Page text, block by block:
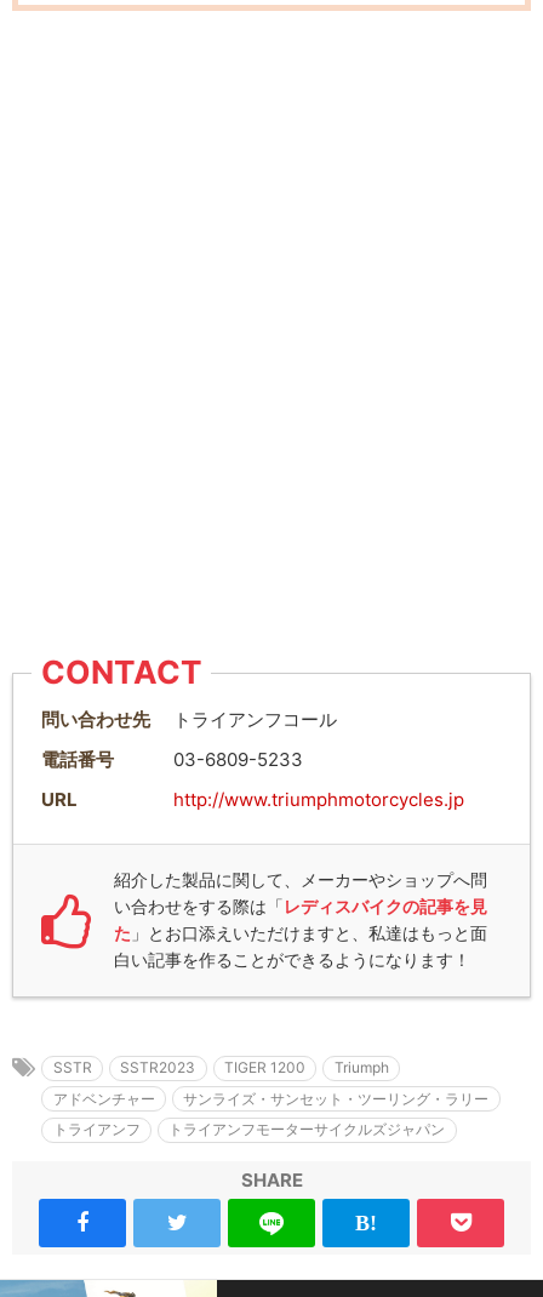
CONTACT
問い合わせ先
トライアンフコール
電話番号
03-6809-5233
URL
http://www.triumphmotorcycles.jp
紹介した製品に関して、メーカーやショップへ問
い合わせをする際は「 レディスバイクの記事を見
た 」とお口添えいただけますと、私達はもっと面
白い記事を作ることができるようになります！
SSTR SSTR2023 TIGER 1200
Triumph
アドベンチャー
サンライズ・サンセット・ツーリング・ラリー
トライアンフ
トライアンフモーターサイクルズジャパン
SHARE